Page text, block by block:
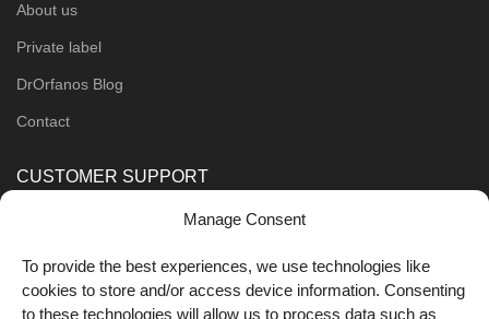
Manage Consent
To provide the best experiences, we use technologies like
cookies to store and/or access device information. Consenting
to these technologies will allow us to process data such as
About us
Private label
DrOrfanos Blog
Contact
CUSTOMER SUPPORT
Shipping Methods
FOLLOW US